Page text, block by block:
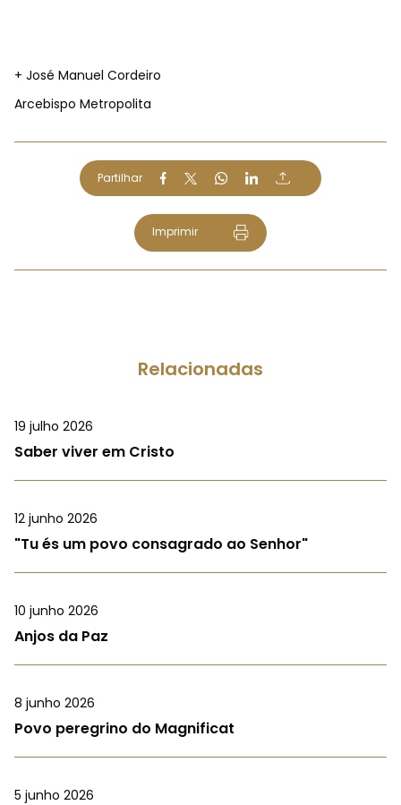
+ José Manuel Cordeiro
Arcebispo Metropolita
Partilhar
Imprimir
Relacionadas
19 julho 2026
Saber viver em Cristo
12 junho 2026
"Tu és um povo consagrado ao Senhor"
10 junho 2026
Anjos da Paz
8 junho 2026
Povo peregrino do Magnificat
5 junho 2026